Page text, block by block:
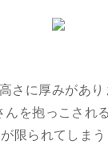
さに厚みがあ
んを抱っこされ
限られてしま